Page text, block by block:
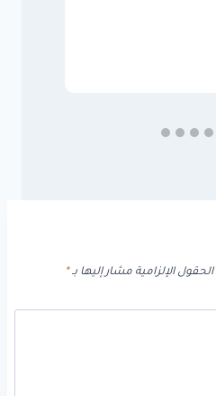
الحقول الإلزامية مشار إليها بـ*